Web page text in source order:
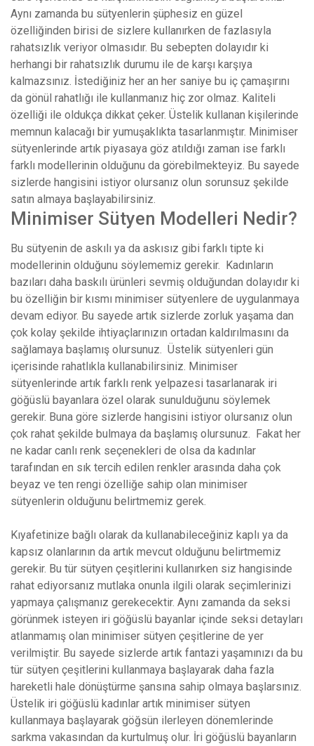
Aynı zamanda bu sütyenlerin şüphesiz en güzel
özelliğinden birisi de sizlere kullanırken de fazlasıyla
rahatsızlık veriyor olmasıdır. Bu sebepten dolayıdır ki
herhangi bir rahatsızlık durumu ile de karşı karşıya
kalmazsınız. İstediğiniz her an her saniye bu iç çamaşırını
da gönül rahatlığı ile kullanmanız hiç zor olmaz. Kaliteli
özelliği ile oldukça dikkat çeker. Üstelik kullanan kişilerinde
memnun kalacağı bir yumuşaklıkta tasarlanmıştır. Minimiser
sütyenlerinde artık piyasaya göz atıldığı zaman ise farklı
farklı modellerinin olduğunu da görebilmekteyiz. Bu sayede
sizlerde hangisini istiyor olursanız olun sorunsuz şekilde
satın almaya başlayabilirsiniz.
Minimiser Sütyen Modelleri Nedir?
Bu sütyenin de askılı ya da askısız gibi farklı tipte ki
modellerinin olduğunu söylememiz gerekir. Kadınların
bazıları daha baskılı ürünleri sevmiş olduğundan dolayıdır ki
bu özelliğin bir kısmı minimiser sütyenlere de uygulanmaya
devam ediyor. Bu sayede artık sizlerde zorluk yaşama dan
çok kolay şekilde ihtiyaçlarınızın ortadan kaldırılmasını da
sağlamaya başlamış olursunuz. Üstelik sütyenleri gün
içerisinde rahatlıkla kullanabilirsiniz. Minimiser
sütyenlerinde artık farklı renk yelpazesi tasarlanarak iri
göğüslü bayanlara özel olarak sunulduğunu söylemek
gerekir. Buna göre sizlerde hangisini istiyor olursanız olun
çok rahat şekilde bulmaya da başlamış olursunuz. Fakat her
ne kadar canlı renk seçenekleri de olsa da kadınlar
tarafından en sık tercih edilen renkler arasında daha çok
beyaz ve ten rengi özelliğe sahip olan minimiser
sütyenlerin olduğunu belirtmemiz gerek.
Kıyafetinize bağlı olarak da kullanabileceğiniz kaplı ya da
kapsız olanlarının da artık mevcut olduğunu belirtmemiz
gerekir. Bu tür sütyen çeşitlerini kullanırken siz hangisinde
rahat ediyorsanız mutlaka onunla ilgili olarak seçimlerinizi
yapmaya çalışmanız gerekecektir. Aynı zamanda da seksi
görünmek isteyen iri göğüslü bayanlar içinde seksi detayları
atlanmamış olan minimiser sütyen çeşitlerine de yer
verilmiştir. Bu sayede sizlerde artık fantazi yaşamınızı da bu
tür sütyen çeşitlerini kullanmaya başlayarak daha fazla
hareketli hale dönüştürme şansına sahip olmaya başlarsınız.
Üstelik iri göğüslü kadınlar artık minimiser sütyen
kullanmaya başlayarak göğsün ilerleyen dönemlerinde
sarkma vakasından da kurtulmuş olur. İri göğüslü bayanların